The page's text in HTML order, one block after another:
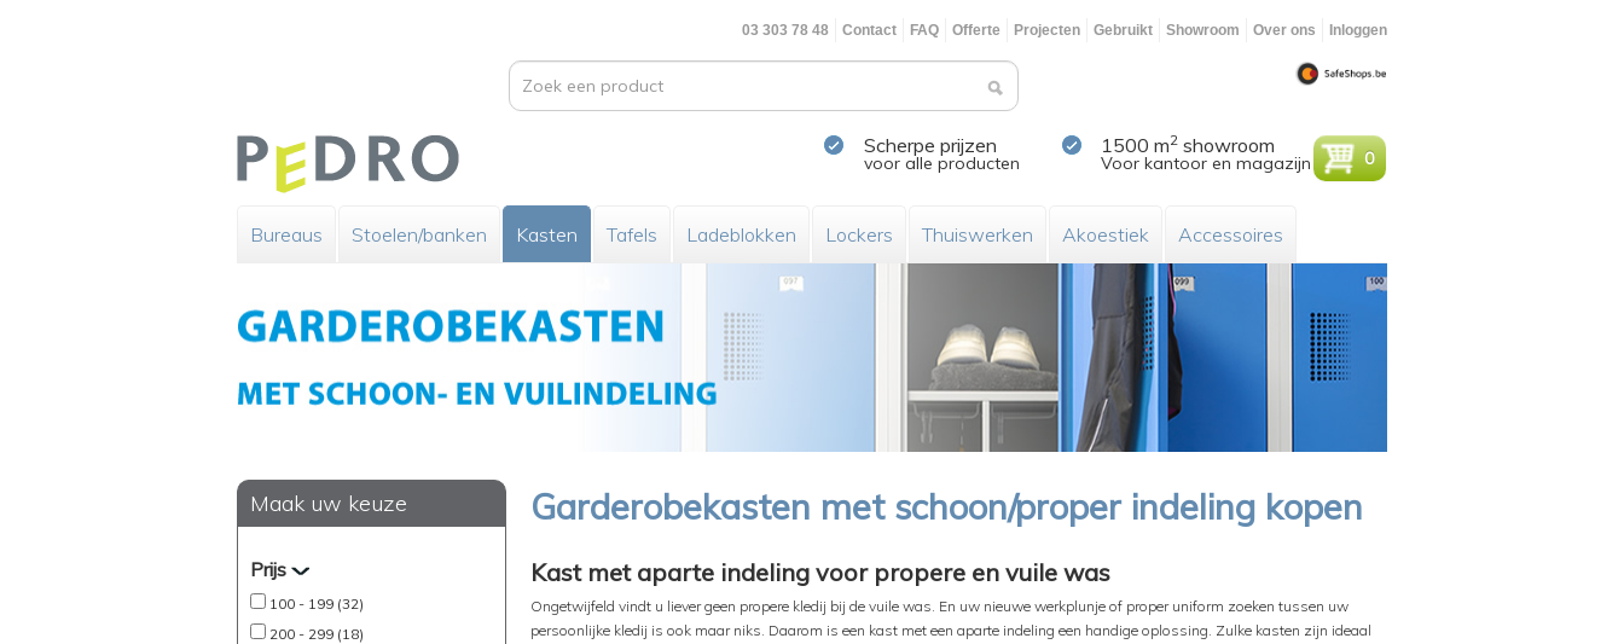
03 303 78 48 Contact FAQ Offerte Projecten Gebruikt Showroom Over ons Inloggen
Scherpe prijzen
voor alle producten
1500 m2 showroom
Voor kantoor en magazijn 0
Bureaus Stoelen/banken Kasten Tafels Ladeblokken Lockers Thuiswerken Akoestiek Accessoires
Maak uw keuze
Prijs
100 - 199 (32)
200 - 299 (18)
Garderobekasten met schoon/proper indeling kopen
Kast met aparte indeling voor propere en vuile was
Ongetwijfeld vindt u liever geen propere kledij bij de vuile was. En uw nieuwe werkplunje of proper uniform zoeken tussen uw
persoonlijke kledij is ook maar niks. Daarom is een kast met een aparte indeling een handige oplossing. Zulke kasten zijn ideaal